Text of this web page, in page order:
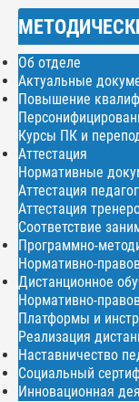
Об отделе
Актуальные
Повышение
Курсы ПК и
Аттестация
Нормативные
Аттестация
Аттестация
Соответствие
Программно-
Нормативно-
Дистанционное
Нормативно-
Платформы и
Реализация
Наставничество
Социальный
Инновационная